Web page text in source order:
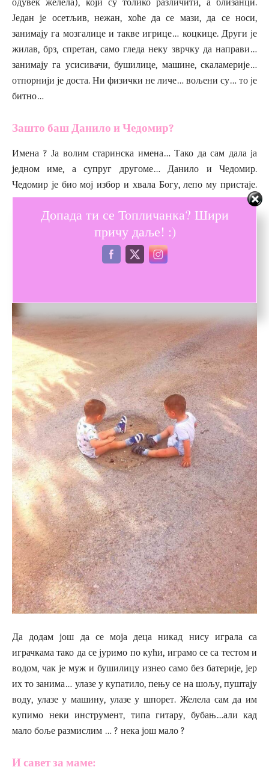
Један је осетљив, нежан, хоће да се мази, да се носи,
занимају га мозгалице и такве игрице… коцкице. Други је
жилав, брз, спретан, само гледа неку зврчку да направи…
занимају га усисивачи, бушилице, машине, скаламерије…
отпорнији је доста. Ни физички не личе… вољени су… то је
битно…
Зашто баш Данило и Чедомир?
Имена ? Ја волим старинска имена… Тако да сам дала ја
једном име, а супруг другоме… Данило и Чедомир.
Чедомир је био мој избор и хвала Богу, лепо му пристаје.
Баш је прави Чеда зврк! Данило се допало тати и ето ?
Дача и Чеда ? Два моја света и две душе.
Ништа лепше нема него пробудити се поред два анђелка.
Све знају, све опонашају… најлепши су нам и
Да додам још да се моја деца никад нису играла са
играчкама тако да се јуримо по кући, играмо се са тестом и
водом, чак је муж и бушилицу изнео само без батерије, јер
их то занима… улазе у купатило, пењу се на шољу, пуштају
воду, улазе у машину, улазе у шпорет. Желела сам да им
купимо неки инструмент, типа гитару, бубањ…али кад
мало боље размислим … ? нека још мало ?
И савет за маме:
Допада ти се Топличанка? Шири
причу даље! :)